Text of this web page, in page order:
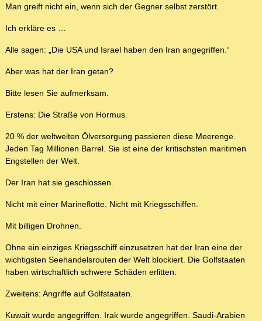
Man greift nicht ein, wenn sich der Gegner selbst zerstört.
Ich erkläre es …
Alle sagen: „Die USA und Israel haben den Iran angegriffen.“
Aber was hat der Iran getan?
Bitte lesen Sie aufmerksam.
Erstens: Die Straße von Hormus.
20 % der weltweiten Ölversorgung passieren diese Meerenge.
Jeden Tag Millionen Barrel. Sie ist eine der kritischsten maritimen
Engstellen der Welt.
Der Iran hat sie geschlossen.
Nicht mit einer Marineflotte. Nicht mit Kriegsschiffen.
Mit billigen Drohnen.
Ohne ein einziges Kriegsschiff einzusetzen hat der Iran eine der
wichtigsten Seehandelsrouten der Welt blockiert. Die Golfstaaten
haben wirtschaftlich schwere Schäden erlitten.
Zweitens: Angriffe auf Golfstaaten.
Kuwait wurde angegriffen. Irak wurde angegriffen. Saudi-Arabien